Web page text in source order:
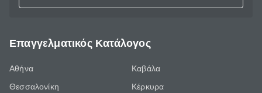
Επαγγελματικός Κατάλογος
Αθήνα
Θεσσαλονίκη
Καβάλα
Κέρκυρα